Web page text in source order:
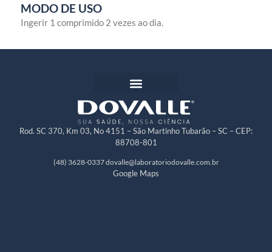
MODO DE USO
Ingerir 1 comprimido 2 vezes ao dia.
Rod. SC 370, Km 03, No 4151 – São Martinho Tubarão – SC – CEP:
88708-801
(48) 3628-0337dovalle@laboratoriodovalle.com.br
Google Maps